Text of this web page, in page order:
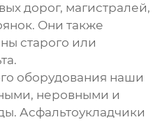
дорог, магистралей,
Они также
старого или
оборудования наши
неровными и
Асфальтоукладчики